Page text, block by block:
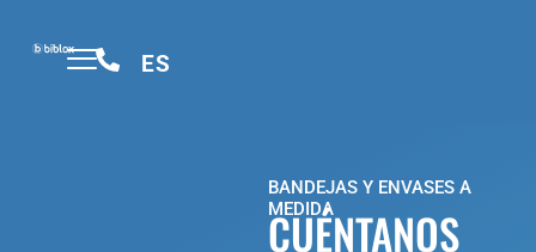
ES
BANDEJAS Y ENVASES A
MEDIDA
CUÉNTANOS